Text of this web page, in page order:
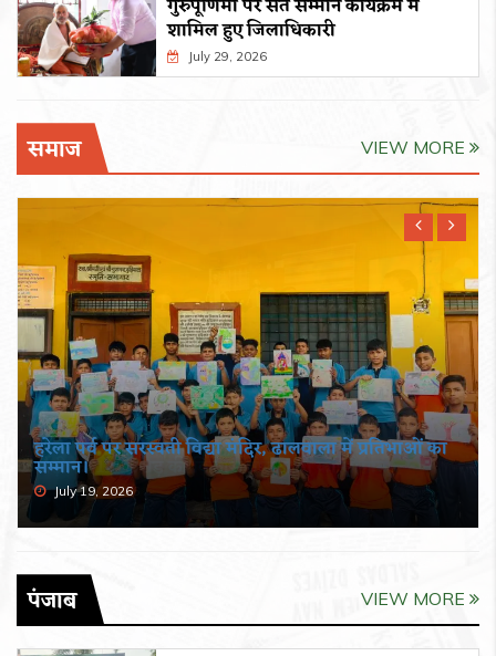
गुरुपूर्णिमा पर संत सम्मान कार्यक्रम में
शामिल हुए जिलाधिकारी
July 29, 2026
समाज VIEW MORE
हरेला पर्व पर सरस्वती विद्या मंदिर, ढालवाला में प्रतिभाओं का
सम्मान।
July 19, 2026
पंजाब VIEW MORE